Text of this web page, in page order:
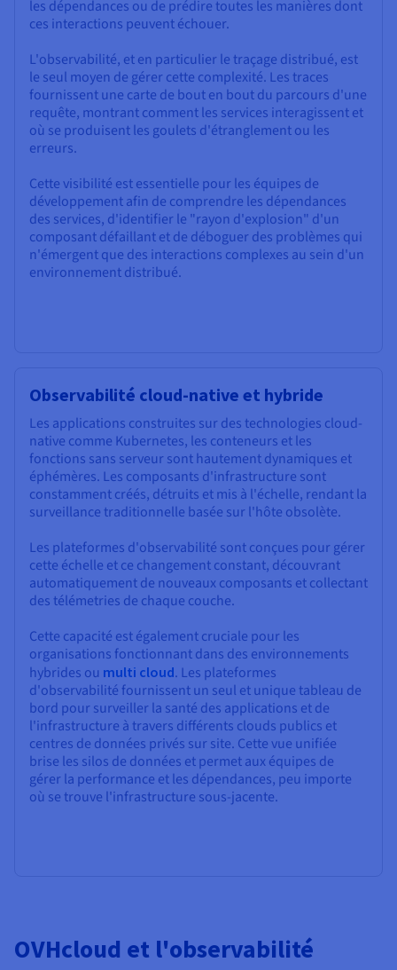
les dépendances ou de prédire toutes les manières dont
ces interactions peuvent échouer.
L'observabilité, et en particulier le traçage distribué, est
le seul moyen de gérer cette complexité. Les traces
fournissent une carte de bout en bout du parcours d'une
requête, montrant comment les services interagissent et
où se produisent les goulets d'étranglement ou les
erreurs.
Cette visibilité est essentielle pour les équipes de
développement afin de comprendre les dépendances
des services, d'identifier le "rayon d'explosion" d'un
composant défaillant et de déboguer des problèmes qui
n'émergent que des interactions complexes au sein d'un
environnement distribué.
Observabilité cloud-native et hybride
Les applications construites sur des technologies cloud-
native comme Kubernetes, les conteneurs et les
fonctions sans serveur sont hautement dynamiques et
éphémères. Les composants d'infrastructure sont
constamment créés, détruits et mis à l'échelle, rendant la
surveillance traditionnelle basée sur l'hôte obsolète.
Les plateformes d'observabilité sont conçues pour gérer
cette échelle et ce changement constant, découvrant
automatiquement de nouveaux composants et collectant
des télémetries de chaque couche.
Cette capacité est également cruciale pour les
organisations fonctionnant dans des environnements
hybrides ou multi cloud. Les plateformes
d'observabilité fournissent un seul et unique tableau de
bord pour surveiller la santé des applications et de
l'infrastructure à travers différents clouds publics et
centres de données privés sur site. Cette vue unifiée
brise les silos de données et permet aux équipes de
gérer la performance et les dépendances, peu importe
où se trouve l'infrastructure sous-jacente.
OVHcloud et l'observabilité